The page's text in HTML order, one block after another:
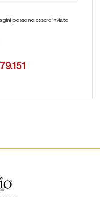
possono essere inviate